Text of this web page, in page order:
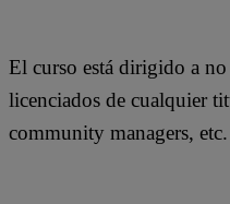
El curso está dirigido a
licenciados de cualquier
community managers, etc.